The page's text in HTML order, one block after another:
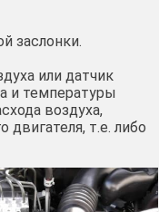
заслонки.
или датчик
и температуры
воздуха,
т.е. либо